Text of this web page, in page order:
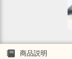
商品説明